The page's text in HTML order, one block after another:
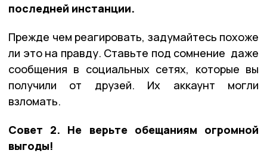
последней инстанции.
Прежде чем реагировать, задумайтесь похоже
ли это на правду. Ставьте под сомнение даже
сообщения в социальных сетях, которые вы
получили от друзей. Их аккаунт могли
взломать.
Совет 2. Не верьте обещаниям огромной
выгоды!